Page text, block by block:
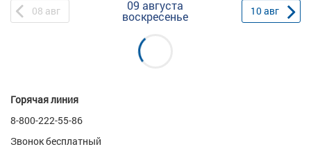
08 авг 09 августа
воскресенье 10авг
Горячая линия
8-800-222-55-86
Звонок бесплатный